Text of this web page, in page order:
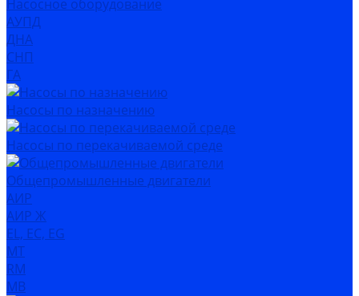
Насосное оборудование
АУПД
ДНА
СНП
ГА
Насосы по назначению
Насосы по перекачиваемой среде
Общепромышленные двигатели
АИР
АИР Ж
EL, EC, EG
MT
RM
MB